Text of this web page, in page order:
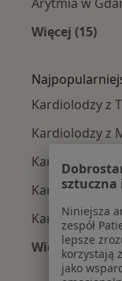
Więcej (15)
Kardiolodzy z
Kardiolodzy z
Kardiolodzy z
Kardiolodzy z
Kardiolodzy z
Więcej (5)
Więcej
Niniejsza
zespół
lepsze
korzystają
jako